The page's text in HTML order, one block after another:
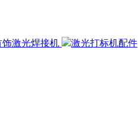
饰激光焊接机 激光打标机配件